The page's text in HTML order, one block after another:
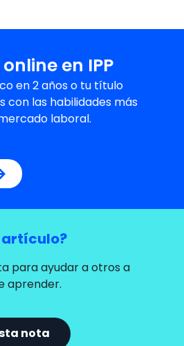
en IPP
en 2 años o tu título
con las habilidades más
laboral.
artículo?
para ayudar a otros a
aprender.
nota